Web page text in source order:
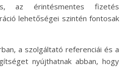
az érintésmentes fizetés
lehetőségei szintén fontosak
a szolgáltató referenciái és a
nyújthatnak abban, hogy